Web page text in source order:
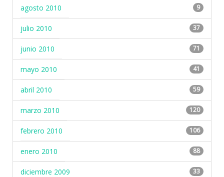
agosto 2010 9
julio 2010 37
junio 2010 71
mayo 2010 41
abril 2010 59
marzo 2010 120
febrero 2010 106
enero 2010 88
diciembre 2009 33